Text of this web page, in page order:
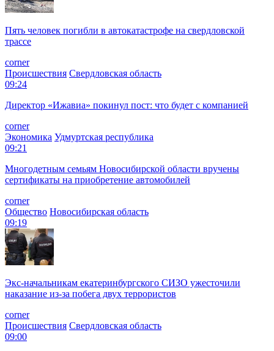
Пять человек погибли в автокатастрофе на свердловской
трассе
corner
Происшествия Свердловская область
09:24
Директор «Ижавиа» покинул пост: что будет с компанией
corner
Экономика Удмуртская республика
09:21
Многодетным семьям Новосибирской области вручены
сертификаты на приобретение автомобилей
corner
Общество Новосибирская область
09:19
Экс-начальникам екатеринбургского СИЗО ужесточили
наказание из-за побега двух террористов
corner
Происшествия Свердловская область
09:00